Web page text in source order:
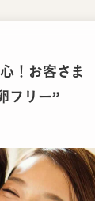
！お客さま
フリー”